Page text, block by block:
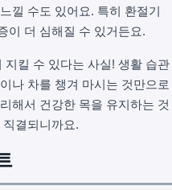
낄 수도 있어요. 특히 환절기
이 더 심해질 수 있거든요.
킬 수 있다는 사실! 생활 습관
나 차를 챙겨 마시는 것만으로
해서 건강한 목을 유지하는 것
결되니까요.